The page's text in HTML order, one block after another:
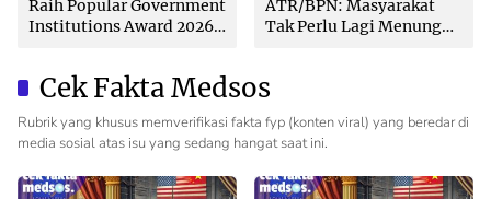
Raih Popular Government
Institutions Award 2026
ATR/BPN: Masyarakat
Tak Perlu Lagi Menunggu
Cek Fakta Medsos
Rubrik yang khusus memverifikasi fakta fyp (konten viral) yang beredar di
media sosial atas isu yang sedang hangat saat ini.